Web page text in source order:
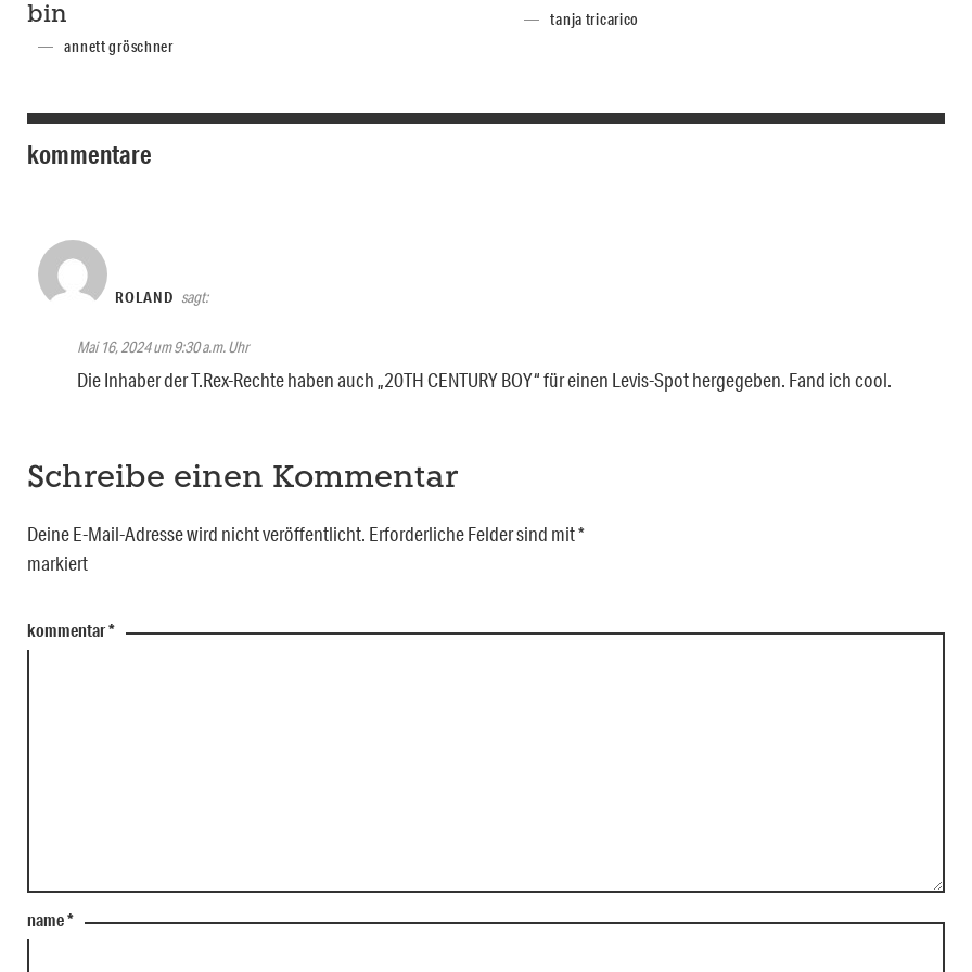
bin
annett gröschner
tanja tricarico
kommentare
ROLAND sagt:
Mai 16, 2024 um 9:30 a.m. Uhr
Die Inhaber der T.Rex-Rechte haben auch „20TH CENTURY BOY“ für einen Levis-Spot hergegeben. Fand ich cool.
Schreibe einen Kommentar
Deine E-Mail-Adresse wird nicht veröffentlicht. Erforderliche Felder sind mit*
markiert
kommentar*
name*